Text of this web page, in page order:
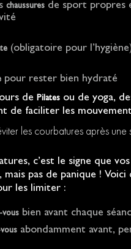
chaussures de sport propres
(obligatoire pour
pour rester bien hydraté
de Pilates ou de yoga,
de faciliter les
les courbatures après une
c’est le signe que
mais pas de panique ! Voici
les limiter :
vous bien avant chaque
abondamment avant,